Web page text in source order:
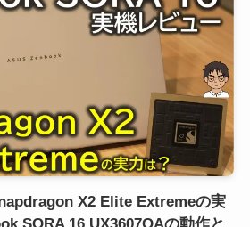
X2 Elite Extremeの実